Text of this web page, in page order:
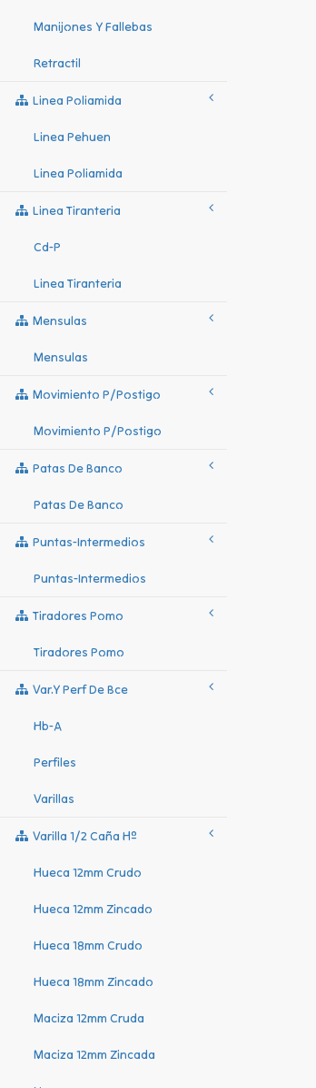
Manijones Y Fallebas
Retractil
Linea Poliamida
Linea Pehuen
Linea Poliamida
Linea Tiranteria
Cd-P
Linea Tiranteria
Mensulas
Mensulas
Movimiento P/postigo
Movimiento P/postigo
Patas De Banco
Patas De Banco
Puntas-Intermedios
Puntas-Intermedios
Tiradores Pomo
Tiradores Pomo
Var.y Perf De Bce
Hb-A
Perfiles
Varillas
Varilla 1/2 Caña Hº
Hueca 12mm Crudo
Hueca 12mm Zincado
Hueca 18mm Crudo
Hueca 18mm Zincado
Maciza 12mm Cruda
Maciza 12mm Zincada